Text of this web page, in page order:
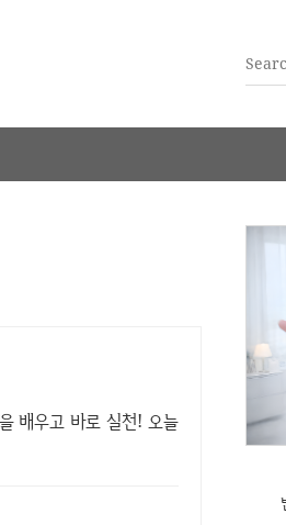
배우고 바로 실천! 오늘